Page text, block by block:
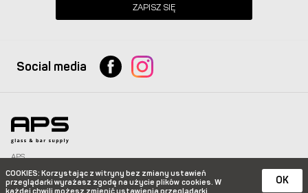
COOKIES: Korzystając z witryny bez zmiany ustawień
przeglądarki wyrażasz zgodę na użycie plików cookies. W
OK
ZAPISZ SIĘ
Social media
APS
Glass & Bar Supply Sp. z o.o. wszystkie prawa zastrzeżone.
info@apspolska.pl|Mapa strony| Infolinia:+48 668 233 574| +48 22 851 92 22